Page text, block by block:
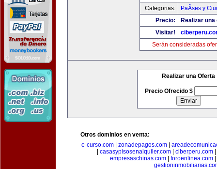
Categorias:
PaÃ­ses y
Precio:
Realizar
Visitar!
Serán consideradas
Realizar una Oferta
Precio Ofrecido $
Otros dominios en venta:
e-curso.com| zonadepagos.com|
casasypisosenalquiler.com ciberperu.com
empresaschinas.com| foroenlinea.com|